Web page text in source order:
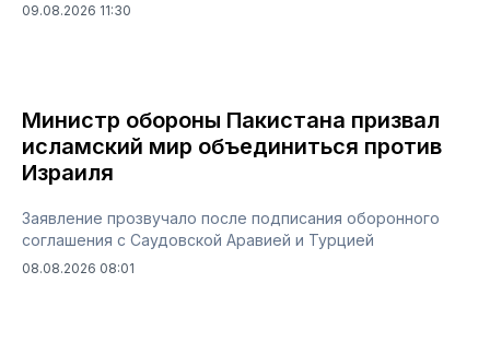
09.08.2026 11:30
Министр обороны Пакистана призвал
исламский мир объединиться против
Израиля
Заявление прозвучало после подписания оборонного
соглашения с Саудовской Аравией и Турцией
08.08.2026 08:01